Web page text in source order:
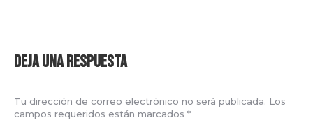
Deja una respuesta
Tu dirección de correo electrónico no será publicada. Los
campos requeridos están marcados *